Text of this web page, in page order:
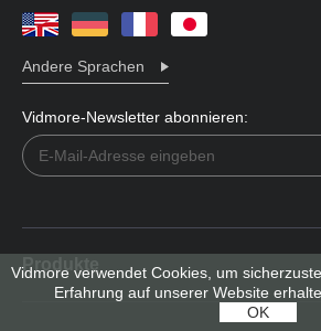
Andere Sprachen
Vidmore-Newsletter abonnieren:
Produkte
Vidmore verwendet Cookies, um
Erfahrung auf unserer Website
OK